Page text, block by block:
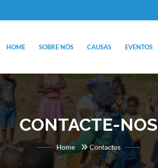
HOME SOBRE NÓS CAUSAS EVENTOS
CONTACTE-NOS
Home Contactos